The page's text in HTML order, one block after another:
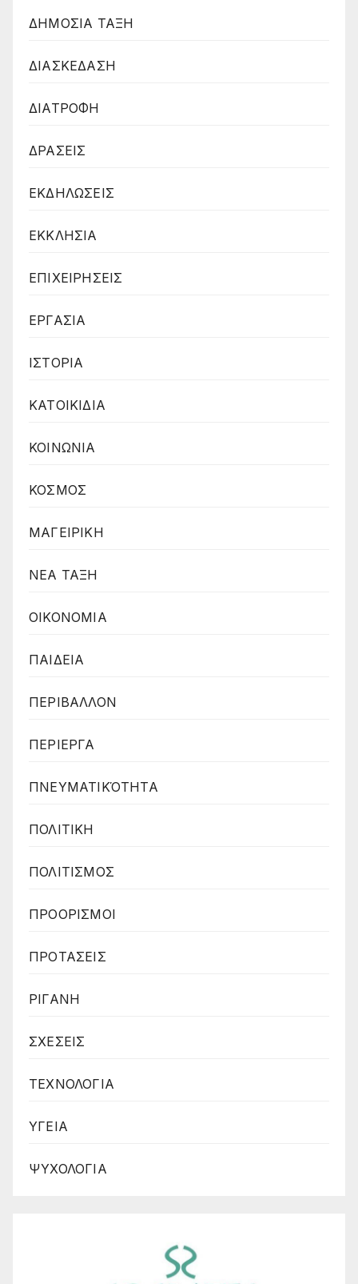
ΔΗΜΟΣΙΑ ΤΑΞΗ
ΔΙΑΣΚΕΔΑΣΗ
ΔΙΑΤΡΟΦΗ
ΔΡΑΣΕΙΣ
ΕΚΔΗΛΩΣΕΙΣ
ΕΚΚΛΗΣΙΑ
ΕΠΙΧΕΙΡΗΣΕΙΣ
ΕΡΓΑΣΙΑ
ΙΣΤΟΡΙΑ
ΚΑΤΟΙΚΙΔΙΑ
ΚΟΙΝΩΝΙΑ
ΚΟΣΜΟΣ
ΜΑΓΕΙΡΙΚΗ
ΝΕΑ ΤΑΞΗ
ΟΙΚΟΝΟΜΙΑ
ΠΑΙΔΕΙΑ
ΠΕΡΙΒΑΛΛΟΝ
ΠΕΡΙΕΡΓΑ
ΠΝΕΥΜΑΤΙΚΌΤΗΤΑ
ΠΟΛΙΤΙΚΗ
ΠΟΛΙΤΙΣΜΟΣ
ΠΡΟΟΡΙΣΜΟΙ
ΠΡΟΤΑΣΕΙΣ
ΡΙΓΑΝΗ
ΣΧΕΣΕΙΣ
ΤΕΧΝΟΛΟΓΙΑ
ΥΓΕΙΑ
ΨΥΧΟΛΟΓΙΑ